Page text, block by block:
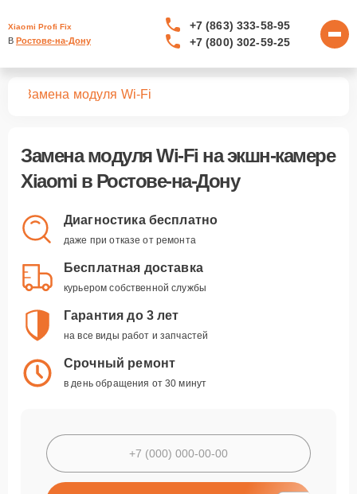
Xiaomi Profi Fix
В Ростове-на-Дону
+7 (863) 333-58-95
+7 (800) 302-59-25
Замена модуля Wi-Fi
Замена модуля Wi-Fi на экшн-камере
Xiaomi в Ростове-на-Дону
Диагностика бесплатно
даже при отказе от ремонта
Бесплатная доставка
курьером собственной службы
Гарантия до 3 лет
на все виды работ и запчастей
Срочный ремонт
в день обращения от 30 минут